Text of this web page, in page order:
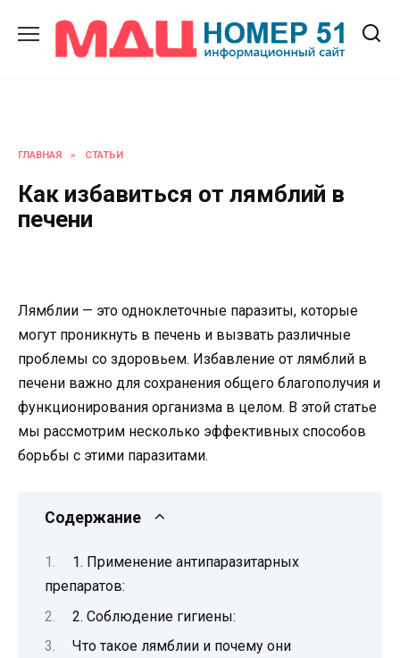
содержанию
ГЛАВНАЯ » СТАТЬИ
Как избавиться от лямблий в
печени
Лямблии — это одноклеточные паразиты, которые
могут проникнуть в печень и вызвать различные
проблемы со здоровьем. Избавление от лямблий в
печени важно для сохранения общего благополучия и
функционирования организма в целом. В этой статье
мы рассмотрим несколько эффективных способов
борьбы с этими паразитами.
Содержание
1. Применение антипаразитарных
препаратов:
2. Соблюдение гигиены:
Что такое лямблии и почему они